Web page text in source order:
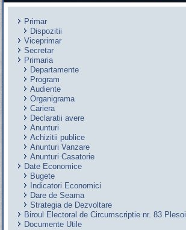
Primar
Dispozitii
Viceprimar
Secretar
Primaria
Departamente
Program
Audiente
Organigrama
Cariera
Declaratii avere
Anunturi
Achizitii publice
Anunturi Vanzare
Anunturi Casatorie
Date Economice
Bugete
Indicatori Economici
Dare de Seama
Strategia de Dezvoltare
Biroul Electoral de Circumscriptie nr. 83 Plesoi
Documente Utile